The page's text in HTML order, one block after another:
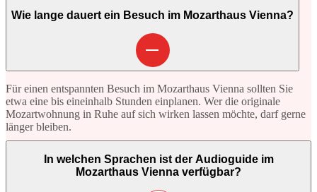
Ja, das Mozarthaus Vienna ist vollständig barrierefrei zugänglich.
Wie lange dauert ein Besuch im Mozarthaus Vienna?
Für einen entspannten Besuch im Mozarthaus Vienna sollten Sie
etwa eine bis eineinhalb Stunden einplanen. Wer die originale
Mozartwohnung in Ruhe auf sich wirken lassen möchte, darf gerne
länger bleiben.
In welchen Sprachen ist der Audioguide im
Mozarthaus Vienna verfügbar?